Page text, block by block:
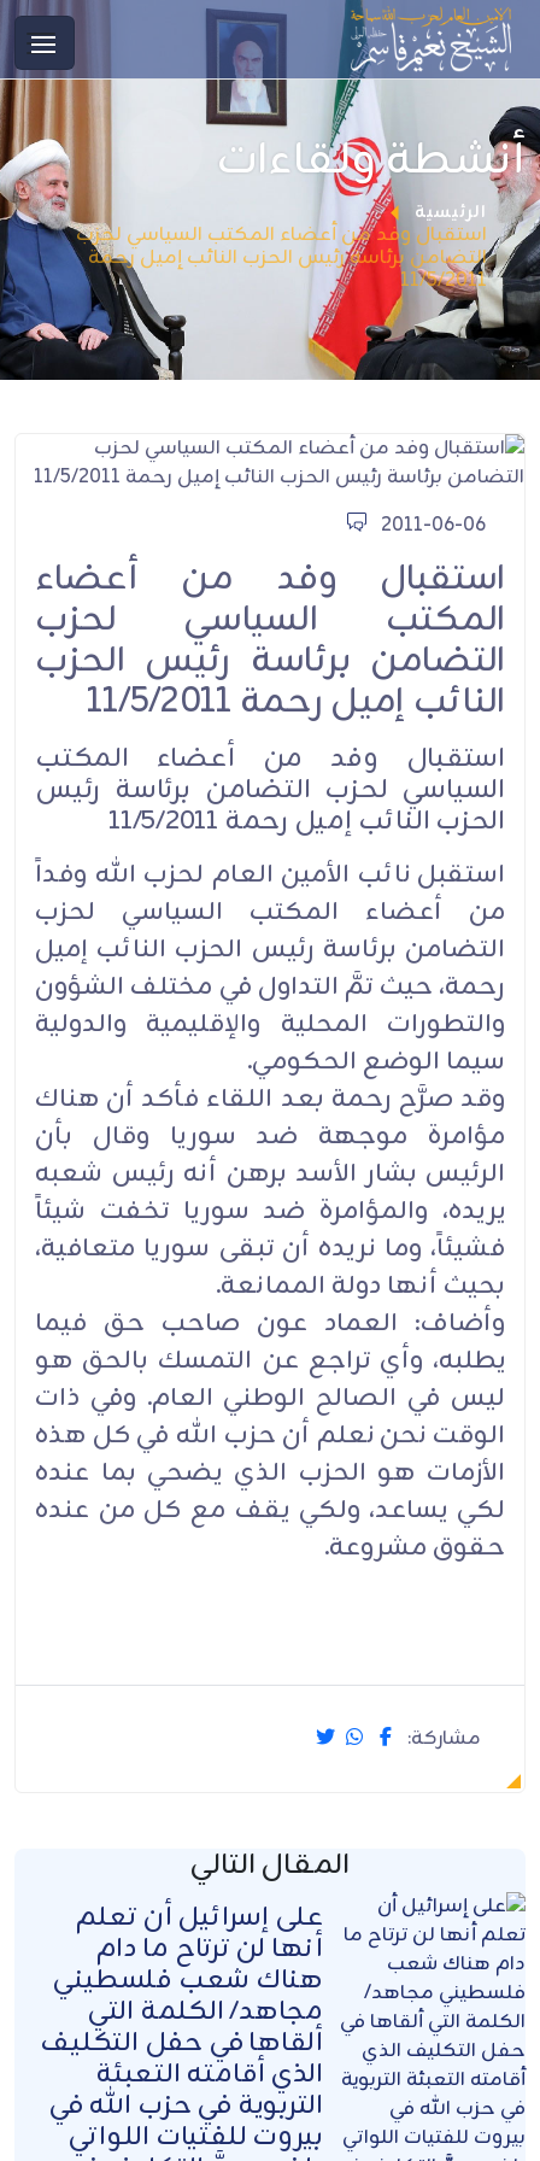
أنشطة ولقاءات
الرئيسية
استقبال وفد من أعضاء المكتب السياسي لحزب
التضامن برئاسة رئيس الحزب النائب إميل رحمة
11/5/2011
2011-06-06
استقبال وفد من أعضاء
المكتب السياسي لحزب
التضامن برئاسة رئيس الحزب
النائب إميل رحمة 11/5/2011
استقبال وفد من أعضاء المكتب
السياسي لحزب التضامن برئاسة رئيس
الحزب النائب إميل رحمة 11/5/2011
استقبل نائب الأمين العام لحزب الله وفداً
من أعضاء المكتب السياسي لحزب
التضامن برئاسة رئيس الحزب النائب إميل
رحمة، حيث تمَّ التداول في مختلف الشؤون
والتطورات المحلية والإقليمية والدولية
سيما الوضع الحكومي.
وقد صرَّح رحمة بعد اللقاء فأكد أن هناك
مؤامرة موجهة ضد سوريا وقال بأن
الرئيس بشار الأسد برهن أنه رئيس شعبه
يريده، والمؤامرة ضد سوريا تخفت شيئاً
فشيئاً، وما نريده أن تبقى سوريا متعافية،
بحيث أنها دولة الممانعة.
وأضاف: العماد عون صاحب حق فيما
يطلبه، وأي تراجع عن التمسك بالحق هو
ليس في الصالح الوطني العام. وفي ذات
الوقت نحن نعلم أن حزب الله في كل هذه
الأزمات هو الحزب الذي يضحي بما عنده
لكي يساعد، ولكي يقف مع كل من عنده
حقوق مشروعة.
مشاركة:
المقال التالي
على إسرائيل أن تعلم
أنها لن ترتاح ما دام
هناك شعب فلسطيني
مجاهد/ الكلمة التي
ألقاها في حفل التكليف
الذي أقامته التعبئة
التربوية في حزب الله في
بيروت للفتيات اللواتي